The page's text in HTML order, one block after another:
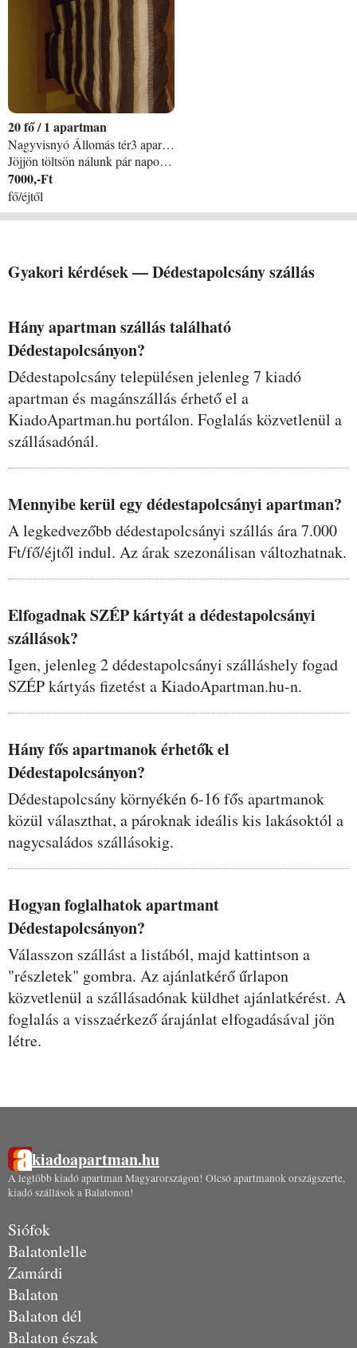
20 /1 apartman
Nagyvisnyó Állomás tér3 apartman
Jöjjön töltsön nálunk pár napot. Garantált a csend, béke nyugalom várja az erdőszéli vendég házban. Környéken rengeteg látni való van. / Szilvásvárad 5 km, Eger 25 km Aggtelek 40 km/ Tiszta tágas saját fürdőszobás kényelmes ággyal rendelkező szobáink vannak. Nagy parkosított udvar kerti bútorokkal is a vendégek rendelkezésére áll. Kerti grillező, sütőgető, bográcsozó rész is várja önöket. A wellnes részlegünkben pedig jakuzzi, infra és finn szauna segitheti a pihenést.
7000,-Ft
fő/éjtől
Gyakori kérdések —Dédestapolcsányszállás
Hány apartman szállás található
Dédestapolcsányon?
Dédestapolcsány településen jelenleg 7 kiadó
apartman és magánszállás érhető el a
KiadoApartman.hu portálon. Foglalás közvetlenül a
szállásadónál.
Mennyibe kerül egy dédestapolcsányi apartman?
A legkedvezőbb dédestapolcsányi szállás ára 7.000
Ft/fő/éjtől indul. Az árak szezonálisan változhatnak.
Elfogadnak SZÉP kártyát a dédestapolcsányi
szállások?
Igen, jelenleg 2 dédestapolcsányi szálláshely fogad
SZÉP kártyás fizetést a KiadoApartman.hu-n.
Hány fős apartmanok érhetők el
Dédestapolcsányon?
Dédestapolcsány környékén 6-16 fős apartmanok
közül választhat, a pároknak ideális kis lakásoktól a
nagycsaládos szállásokig.
Hogyan foglalhatok apartmant
Dédestapolcsányon?
Válasszon szállást a listából, majd kattintson a
"részletek" gombra. Az ajánlatkérő űrlapon
közvetlenül a szállásadónak küldhet ajánlatkérést. A
foglalás a visszaérkező árajánlat elfogadásával jön
létre.
kiadoapartman.hu
A legtöbb kiadó apartman Magyarországon! Olcsó apartmanok országszerte,
kiadó szállások a Balatonon!
Siófok
Balatonlelle
Zamárdi
Balaton
Balaton dél
Balaton észak